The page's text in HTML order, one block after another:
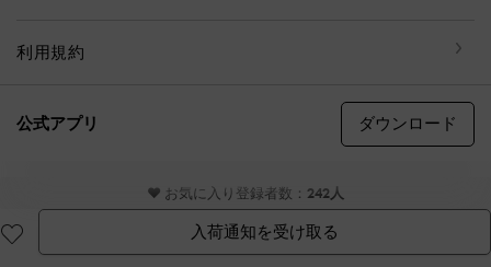
♥ お気に入り登録者数： 242人
入荷通知を受け取る
利用規約
公式アプリ ダウンロード
© CHARLES & KEITH, all rights reserved